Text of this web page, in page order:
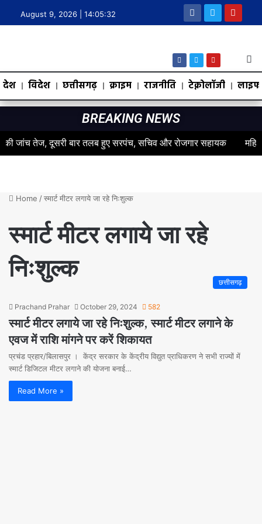
August 9, 2026 | 14:05:33
देश विदेश छत्तीसगढ़ क्राइम राजनीति टेक्नोलॉजी
BREAKING NEWS
तेज, दूसरी बार तलब हुए सरपंच, सचिव और रोजगार सहायक महिलाओं के
Home /स्मार्ट मीटर लगाये जा रहे निःशुल्क
स्मार्ट मीटर लगाये जा रहे
निःशुल्क
छत्तीसगढ़
Prachand Prahar October 29, 2024 582
स्मार्ट मीटर लगाये जा रहे निःशुल्क, स्मार्ट मीटर लगाने के
एवज में राशि मांगने पर करें शिकायत
प्रचंड प्रहार/बिलासपुर । केंद्र सरकार के केंद्रीय विद्युत प्राधिकरण ने सभी राज्यों में
स्मार्ट डिजिटल मीटर लगाने की योजना बनाई…
Read More »